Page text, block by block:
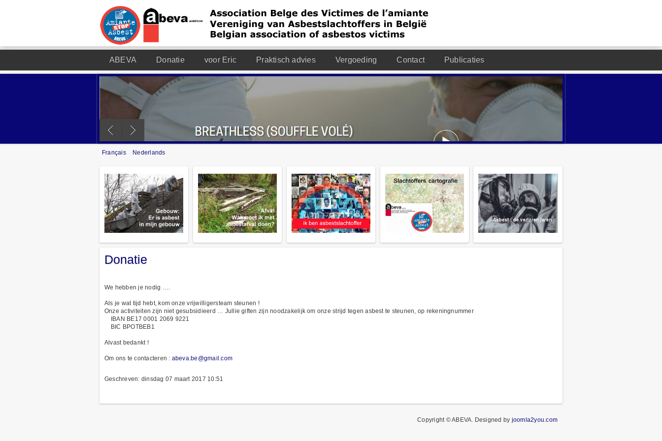
ABEVA Donatie voor Eric Praktisch advies Vergoeding Contact Publicaties
Français Nederlands
Donatie
We hebben je nodig ….
Als je wat tijd hebt, kom onze vrijwilligersteam steunen !
Onze activiteiten zijn niet gesubsidieerd … Jullie giften zijn noodzakelijk om onze strijd tegen asbest te steunen, op rekeningnummer
IBAN BE17 0001 2069 9221
BIC BPOTBEB1
Alvast bedankt !
Om ons te contacteren : abeva.be@gmail.com
Geschreven: dinsdag 07 maart 2017 10:51
Copyright © ABEVA. Designed by joomla2you.com